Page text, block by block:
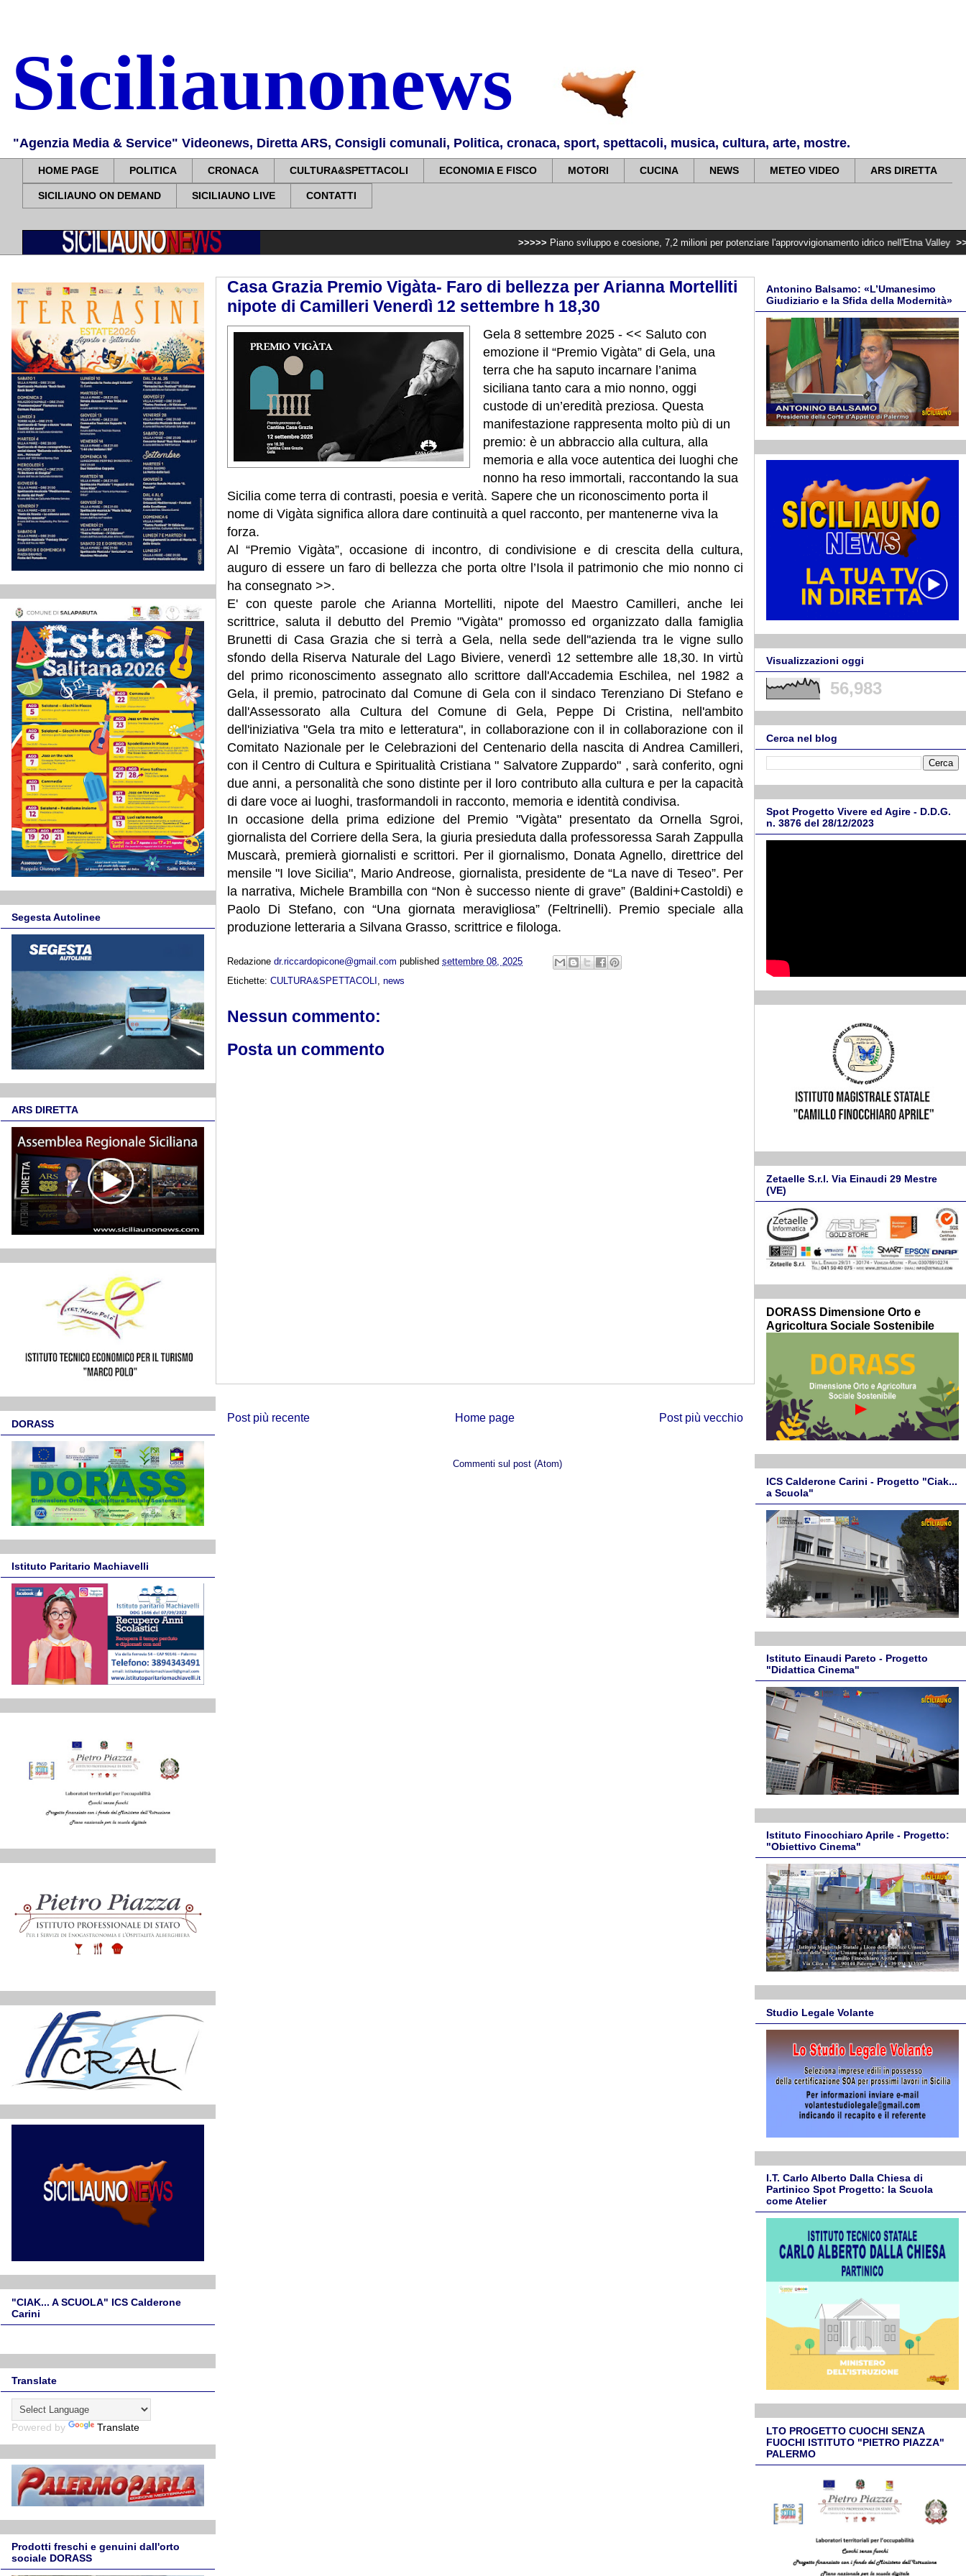
Siciliaunonews
"Agenzia Media & Service" Videonews, Diretta ARS, Consigli comunali, Politica, cronaca, sport, spettacoli, musica, cultura, arte, mostre.
HOME PAGE POLITICA CRONACA CULTURA&SPETTACOLI ECONOMIA E FISCO MOTORI CUCINA NEWS METEO VIDEO ARS DIRETTA
SICILIAUNO ON DEMAND SICILIAUNO LIVE CONTATTI
Piano sviluppo e coesione, 7,2 milioni per potenziare l'approvvigionamento idrico nell'Etna Valley >>>>>
Casa Grazia Premio Vigàta- Faro di bellezza per Arianna Mortelliti
nipote di Camilleri Venerdì 12 settembre h 18,30
Gela 8 settembre 2025 - << Saluto con
emozione il “Premio Vigàta” di Gela, una
terra che ha saputo incarnare l’anima
siciliana tanto cara a mio nonno, oggi
custode di un’eredità preziosa. Questa
manifestazione rappresenta molto più di un
premio: è un abbraccio alla cultura, alla
memoria e alla voce autentica dei luoghi che
nonno ha reso immortali, raccontando la sua
Sicilia come terra di contrasti, poesia e verità. Sapere che un riconoscimento porta il
nome di Vigàta significa allora dare continuità a quel racconto, per mantenerne viva la
forza.
Al “Premio Vigàta”, occasione di incontro, di condivisione e di crescita della cultura,
auguro di essere un faro di bellezza che porta oltre l’Isola il patrimonio che mio nonno ci
ha consegnato >>.
E' con queste parole che Arianna Mortelliti, nipote del Maestro Camilleri, anche lei
scrittrice, saluta il debutto del Premio "Vigàta" promosso ed organizzato dalla famiglia
Brunetti di Casa Grazia che si terrà a Gela, nella sede dell''azienda tra le vigne sullo
sfondo della Riserva Naturale del Lago Biviere, venerdì 12 settembre alle 18,30. In virtù
del primo riconoscimento assegnato allo scrittore dall'Accademia Eschilea, nel 1982 a
Gela, il premio, patrocinato dal Comune di Gela con il sindaco Terenziano Di Stefano e
dall'Assessorato alla Cultura del Comune di Gela, Peppe Di Cristina, nell'ambito
dell'iniziativa "Gela tra mito e letteratura", in collaborazione con il in collaborazione con il
Comitato Nazionale per le Celebrazioni del Centenario della nascita di Andrea Camilleri,
con il Centro di Cultura e Spiritualità Cristiana " Salvatore Zuppardo" , sarà conferito, ogni
due anni, a personalità che sono distinte per il loro contributo alla cultura e per la capacità
di dare voce ai luoghi, trasformandoli in racconto, memoria e identità condivisa.
In occasione della prima edizione del Premio "Vigàta" presentato da Ornella Sgroi,
giornalista del Corriere della Sera, la giuria presieduta dalla professoressa Sarah Zappulla
Muscarà, premierà giornalisti e scrittori. Per il giornalismo, Donata Agnello, direttrice del
mensile "I love Sicilia", Mario Andreose, giornalista, presidente de “La nave di Teseo”. Per
la narrativa, Michele Brambilla con “Non è successo niente di grave” (Baldini+Castoldi) e
Paolo Di Stefano, con “Una giornata meravigliosa” (Feltrinelli). Premio speciale alla
produzione letteraria a Silvana Grasso, scrittrice e filologa.
Redazione dr.riccardopicone@gmail.com published settembre 08, 2025
Etichette: CULTURA&SPETTACOLI news
Nessun commento:
Posta un commento
Post più recente Post più vecchio
Home page
Commenti sul post (Atom)
Segesta Autolinee
ARS DIRETTA
DORASS
Istituto Paritario Machiavelli
"CIAK... A SCUOLA" ICS Calderone
Carini
Translate
Powered by Translate
Prodotti freschi e genuini dall'orto
sociale DORASS
Antonino Balsamo: «L’Umanesimo
Giudiziario e la Sfida della Modernità»
Visualizzazioni oggi
56,983
Cerca nel blog
Spot Progetto Vivere ed Agire - D.D.G.
n. 3876 del 28/12/2023
Zetaelle S.r.l. Via Einaudi 29 Mestre
(VE)
DORASS Dimensione Orto e
Agricoltura Sociale Sostenibile
ICS Calderone Carini - Progetto "Ciak...
a Scuola"
Istituto Einaudi Pareto - Progetto
"Didattica Cinema"
Istituto Finocchiaro Aprile - Progetto:
"Obiettivo Cinema"
Studio Legale Volante
I.T. Carlo Alberto Dalla Chiesa di
Partinico Spot Progetto: la Scuola
come Atelier
LTO PROGETTO CUOCHI SENZA
FUOCHI ISTITUTO "PIETRO PIAZZA"
PALERMO